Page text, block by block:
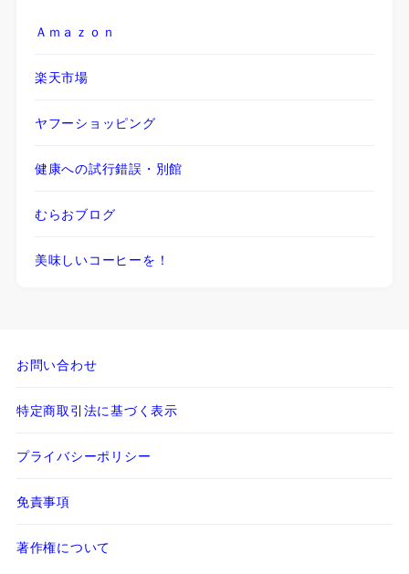
Ａｍａｚｏｎ
楽天市場
ヤフーショッピング
健康への試行錯誤・別館
むらおブログ
美味しいコーヒーを！
お問い合わせ
特定商取引法に基づく表示
プライバシーポリシー
免責事項
著作権について